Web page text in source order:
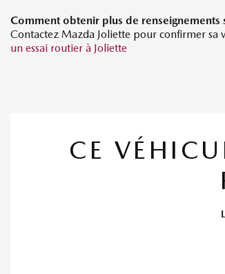
Comment obtenir plus de renseignements
Contactez Mazda Joliette pour confirmer sa
un essai routier à Joliette
CE